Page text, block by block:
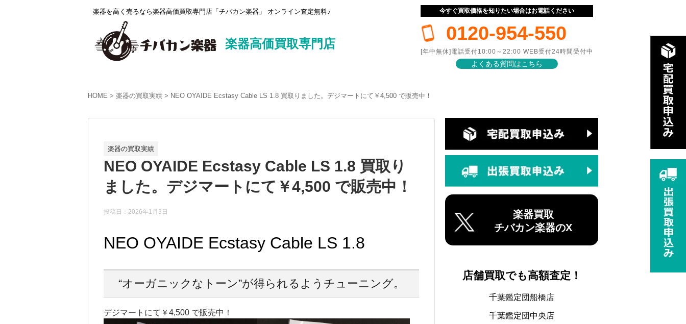
楽器を高く売るなら楽器高価買取専門店「チバカン楽器」 オンライン査定無料♪
楽器高価買取専門店
今すぐ買取価格を知りたい場合はお電話ください
0120-954-550
[年中無休]電話受付10:00～22:00 WEB受付24時間受付中
よくある質問はこちら
HOME 楽器の買取実績 NEO OYAIDE Ecstasy Cable LS 1.8 買取りました。デジマートにて￥4,500 で販売中！
楽器の買取実績
NEO OYAIDE Ecstasy Cable LS 1.8 買取り
ました。デジマートにて￥4,500 で販売中！
投稿日：2026年1月3日
NEO OYAIDE Ecstasy Cable LS 1.8
“オーガニックなトーン”が得られるようチューニング。
デジマートにて￥4,500 で販売中！
楽器買取
チバカン楽器のX
店舗買取でも高額査定！
千葉鑑定団船橋店
千葉鑑定団中央店